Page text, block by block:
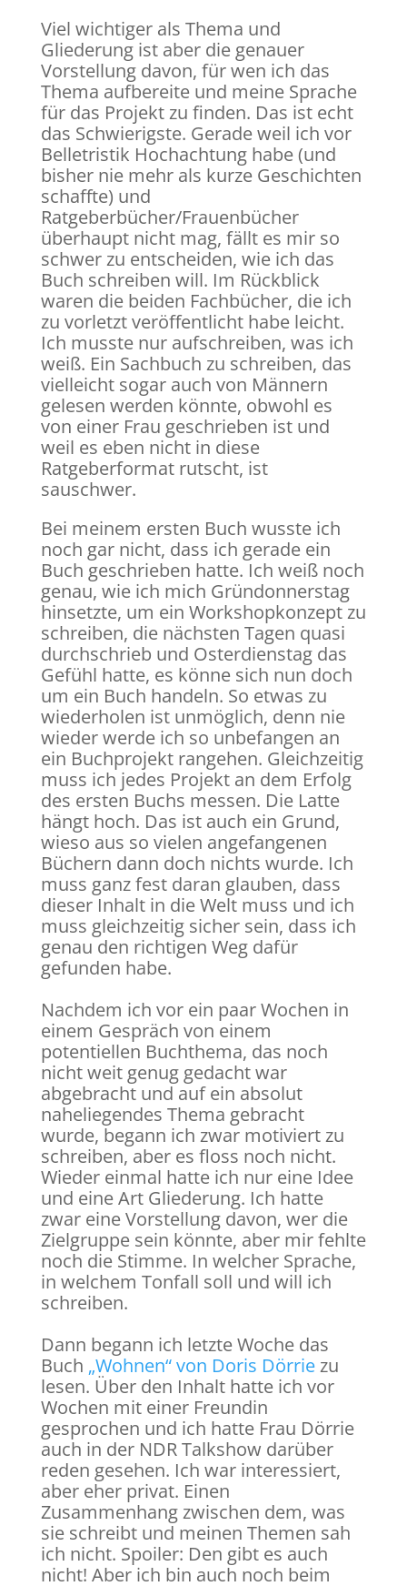
Viel wichtiger als Thema und
Gliederung ist aber die genauer
Vorstellung davon, für wen ich das
Thema aufbereite und meine Sprache
für das Projekt zu finden. Das ist echt
das Schwierigste. Gerade weil ich vor
Belletristik Hochachtung habe (und
bisher nie mehr als kurze Geschichten
schaffte) und
Ratgeberbücher/Frauenbücher
überhaupt nicht mag, fällt es mir so
schwer zu entscheiden, wie ich das
Buch schreiben will. Im Rückblick
waren die beiden Fachbücher, die ich
zu vorletzt veröffentlicht habe leicht.
Ich musste nur aufschreiben, was ich
weiß. Ein Sachbuch zu schreiben, das
vielleicht sogar auch von Männern
gelesen werden könnte, obwohl es
von einer Frau geschrieben ist und
weil es eben nicht in diese
Ratgeberformat rutscht, ist
sauschwer.
Bei meinem ersten Buch wusste ich
noch gar nicht, dass ich gerade ein
Buch geschrieben hatte. Ich weiß noch
genau, wie ich mich Gründonnerstag
hinsetzte, um ein Workshopkonzept zu
schreiben, die nächsten Tagen quasi
durchschrieb und Osterdienstag das
Gefühl hatte, es könne sich nun doch
um ein Buch handeln. So etwas zu
wiederholen ist unmöglich, denn nie
wieder werde ich so unbefangen an
ein Buchprojekt rangehen. Gleichzeitig
muss ich jedes Projekt an dem Erfolg
des ersten Buchs messen. Die Latte
hängt hoch. Das ist auch ein Grund,
wieso aus so vielen angefangenen
Büchern dann doch nichts wurde. Ich
muss ganz fest daran glauben, dass
dieser Inhalt in die Welt muss und ich
muss gleichzeitig sicher sein, dass ich
genau den richtigen Weg dafür
gefunden habe.
Nachdem ich vor ein paar Wochen in
einem Gespräch von einem
potentiellen Buchthema, das noch
nicht weit genug gedacht war
abgebracht und auf ein absolut
naheliegendes Thema gebracht
wurde, begann ich zwar motiviert zu
schreiben, aber es floss noch nicht.
Wieder einmal hatte ich nur eine Idee
und eine Art Gliederung. Ich hatte
zwar eine Vorstellung davon, wer die
Zielgruppe sein könnte, aber mir fehlte
noch die Stimme. In welcher Sprache,
in welchem Tonfall soll und will ich
schreiben.
Dann begann ich letzte Woche das
Buch „Wohnen“ von Doris Dörriezu
lesen. Über den Inhalt hatte ich vor
Wochen mit einer Freundin
gesprochen und ich hatte Frau Dörrie
auch in der NDR Talkshow darüber
reden gesehen. Ich war interessiert,
aber eher privat. Einen
Zusammenhang zwischen dem, was
sie schreibt und meinen Themen sah
ich nicht. Spoiler: Den gibt es auch
nicht! Aber ich bin auch noch beim